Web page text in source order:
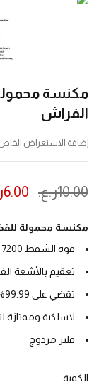
مكنسة
الفراش
إضافة الاستعراض
ينتهي العرض بعد :
10.00ر.ع. 6.00
مكنسة محمولة
قوة الشفط 7200 باسكال
تعقيم بالأشعة
تقضي على 99.99% من البكتيريا
لاسلكية وممتازة
فلتر مزدوج
الكمية